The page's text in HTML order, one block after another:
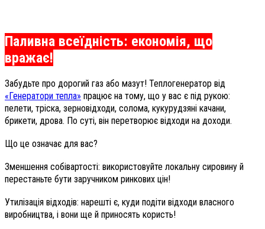
Паливна всеїдність: економія, що
вражає!
Забудьте про дорогий газ або мазут! Теплогенератор від
«Генератори тепла» працює на тому, що у вас є під рукою:
пелети, тріска, зерновідходи, солома, кукурудзяні качани,
брикети, дрова. По суті, він перетворює відходи на доходи.
Що це означає для вас?
Зменшення собівартості: використовуйте локальну сировину й
перестаньте бути заручником ринкових цін!
Утилізація відходів: нарешті є, куди подіти відходи власного
виробництва, і вони ще й приносять користь!